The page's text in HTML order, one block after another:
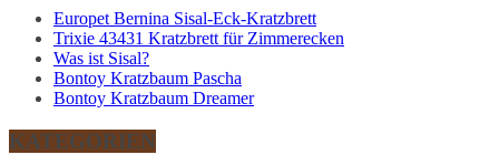
Europet Bernina Sisal-Eck-Kratzbrett
Trixie 43431 Kratzbrett für Zimmerecken
Was ist Sisal?
Bontoy Kratzbaum Pascha
Bontoy Kratzbaum Dreamer
KATEGORIEN